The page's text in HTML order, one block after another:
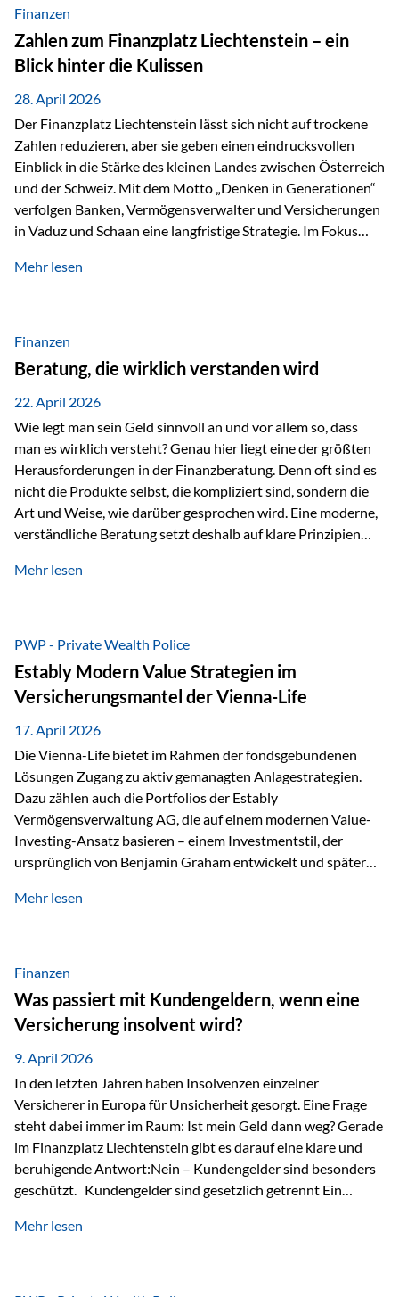
Wirtschaftswachstum, verändern die Spielregeln für
Investoren. Produktivität adressiert genau diese
Herausforderungen, da wirtschaftliches Wachstum
langfristig durch Produktivitätssteigerung entsteht, also
durch die Fähigkeit von Unternehmen, mehr…
Finanzen
Zahlen zum Finanzplatz Liechtenstein – ein
Blick hinter die Kulissen
28. April 2026
Der Finanzplatz Liechtenstein lässt sich nicht auf trockene
Zahlen reduzieren, aber sie geben einen eindrucksvollen
Einblick in die Stärke des kleinen Landes zwischen Österreich
und der Schweiz. Mit dem Motto „Denken in Generationen“
verfolgen Banken, Vermögensverwalter und Versicherungen
in Vaduz und Schaan eine langfristige Strategie. Im Fokus
Marktzugang Liechtenstein hat sich in den letzten Jahren zu
verfügbaren Kennzahlen (Stand Ende 2024, veröffentlicht
2025/2026)…
Mehr lesen
Finanzen
Beratung, die wirklich verstanden wird
22. April 2026
Wie legt man sein Geld sinnvoll an und vor allem so, dass
man es wirklich versteht? Genau hier liegt eine der größten
Herausforderungen in der Finanzberatung. Denn oft sind es
nicht die Produkte selbst, die kompliziert sind, sondern die
Art und Weise, wie darüber gesprochen wird. Eine moderne,
verständliche Beratung setzt deshalb auf klare Prinzipien
fünf zentrale Faktoren: eine saubere Struktur, breite
diesem Thema liefern unter anderem die praxisnahen
Ansätze von Finanzexperte Klaus Rost, der seit vielen Jahren
für eine verständliche und…
Mehr lesen
PWP - Private Wealth Police
Estably Modern Value Strategien im
Versicherungsmantel der Vienna-Life
17. April 2026
Die Vienna-Life bietet im Rahmen der fondsgebundenen
Lösungen Zugang zu aktiv gemanagten Anlagestrategien.
Dazu zählen auch die Portfolios der Estably
Vermögensverwaltung AG, die auf einem modernen Value-
Investing-Ansatz basieren – einem Investmentstil, der
ursprünglich von Benjamin Graham entwickelt und später
Modernes Value Investing als Grundlage Der
Fokus stehen Unternehmen, deren Börsenkurs unter ihrem
inneren Wert liegt. Neben klassischen
Bewertungskennzahlen werden auch qualitative Faktoren
wie Geschäftsmodell, Wettbewerbsvorteile und
Managementqualität…
Mehr lesen
Finanzen
Was passiert mit Kundengeldern, wenn eine
Versicherung insolvent wird?
9. April 2026
In den letzten Jahren haben Insolvenzen einzelner
Versicherer in Europa für Unsicherheit gesorgt. Eine Frage
steht dabei immer im Raum: Ist mein Geld dann weg? Gerade
im Finanzplatz Liechtenstein gibt es darauf eine klare und
beruhigende Antwort:Nein – Kundengelder sind besonders
geschützt. Kundengelder sind gesetzlich getrennt Ein
sogenannte Sondermasse. Das bedeutet:Die
Mehr lesen